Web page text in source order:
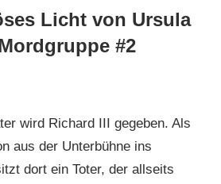
Licht von Ursula
#2
wird Richard III gegeben. Als
aus der Unterbühne ins
dort ein Toter, der allseits